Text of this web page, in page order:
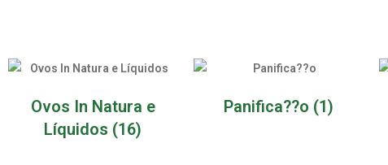
Ovos In Natura e
Líquidos (16)
Panifica??o (1)